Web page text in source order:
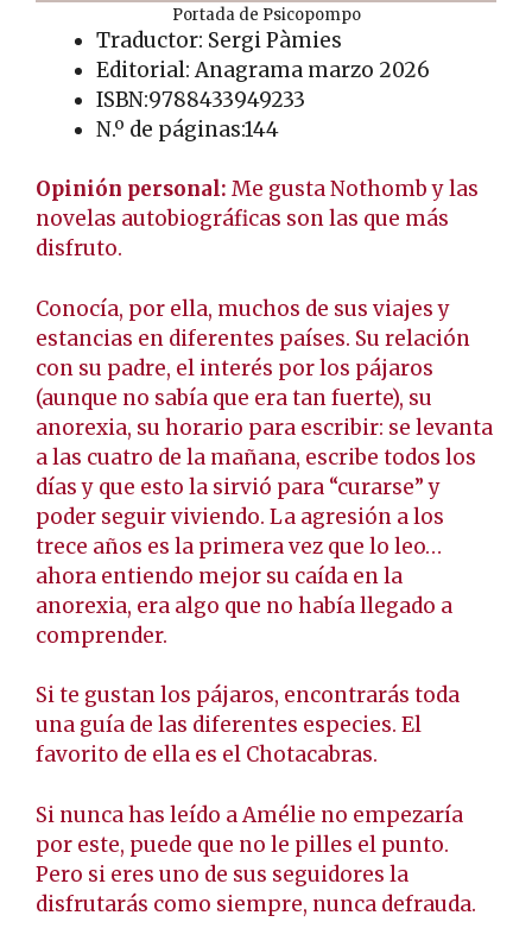
Portada de Psicopompo
Traductor: Sergi Pàmies
Editorial: Anagrama marzo 2026
ISBN:9788433949233
N.º de páginas:144
Opinión personal: Me gusta Nothomb y las
novelas autobiográficas son las que más
disfruto.
Conocía, por ella, muchos de sus viajes y
estancias en diferentes países. Su relación
con su padre, el interés por los pájaros
(aunque no sabía que era tan fuerte), su
anorexia, su horario para escribir: se levanta
a las cuatro de la mañana, escribe todos los
días y que esto la sirvió para “curarse” y
poder seguir viviendo. La agresión a los
trece años es la primera vez que lo leo…
ahora entiendo mejor su caída en la
anorexia, era algo que no había llegado a
comprender.
Si te gustan los pájaros, encontrarás toda
una guía de las diferentes especies. El
favorito de ella es el Chotacabras.
Si nunca has leído a Amélie no empezaría
por este, puede que no le pilles el punto.
Pero si eres uno de sus seguidores la
disfrutarás como siempre, nunca defrauda.